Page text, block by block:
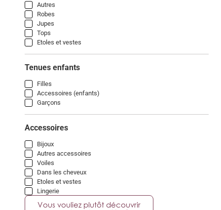
Autres
Robes
Jupes
Tops
Etoles et vestes
Tenues enfants
Filles
Accessoires (enfants)
Garçons
Accessoires
Bijoux
Autres accessoires
Voiles
Dans les cheveux
Etoles et vestes
Lingerie
Vous vouliez plutôt découvrir